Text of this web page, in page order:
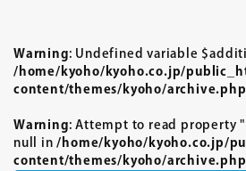
Warning: Undefined variable
/home/kyoho/kyoho.co.jp/
content/themes/kyoho/archive.php
Warning: Attempt to read property
null in/home/kyoho/kyoho.co.jp/
content/themes/kyoho/archive.php